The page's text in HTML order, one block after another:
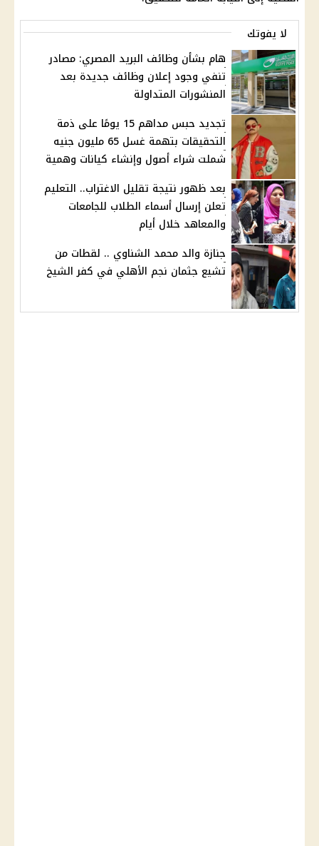
لا يفوتك
هام بشأن وظائف البريد المصري: مصادر
تنفي وجود إعلان وظائف جديدة بعد
المنشورات المتداولة
تجديد حبس مداهم 15 يومًا على ذمة
التحقيقات بتهمة غسل 65 مليون جنيه
شملت شراء أصول وإنشاء كيانات وهمية
بعد ظهور نتيجة تقليل الاغتراب.. التعليم
تعلن إرسال أسماء الطلاب للجامعات
والمعاهد خلال أيام
جنازة والد محمد الشناوي .. لقطات من
تشيع جثمان نجم الأهلي في كفر الشيخ